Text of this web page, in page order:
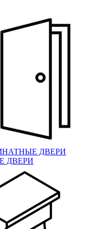
ДВЕРИ
ДВЕРИ